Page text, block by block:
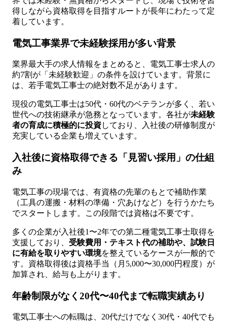
得しながら資格取得を目指すルートが長年にわたって定
着しています。
電気工事業界で未経験採用が多い背景
業界最大手の求人情報をまとめると、電気工事士求人の
約7割が「未経験歓迎」の条件を設けています。背景に
は、若手電気工事士の絶対数不足があります。
現役の電気工事士は50代・60代のベテランが多く、若い
世代への技術継承が急務となっています。各社が未経験
者の育成に積極的に投資しており、入社後の研修制度が
充実している企業も増えています。
入社後に資格取得できる「見習い採用」の仕組
み
電気工事の現場では、有資格の先輩のもとで補助作業
（工具の運搬・材料の準備・穴あけなど）を行うかたち
でスタートします。この段階では資格は不要です。
多くの企業が入社後1〜2年での第二種電気工事士取得を
支援しており、 受験費用・テキスト代の補助や、試験日
に有給を取りやすい環境を整えているケースが一般的で
す。資格取得後は資格手当（月5,000〜30,000円程度）が
加算され、給与も上がります。
年齢制限がなく20代〜40代まで転職実績あり
電気工事士への転職は、20代だけでなく30代・40代でも